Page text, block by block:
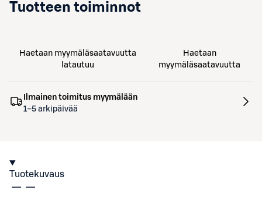
Tuotteen toiminnot
Haetaan myymäläsaatavuutta
latautuu
Haetaan
myymäläsaatavuutta
Ilmainen toimitus myymälään
1–5 arkipäivää
Tuotekuvaus